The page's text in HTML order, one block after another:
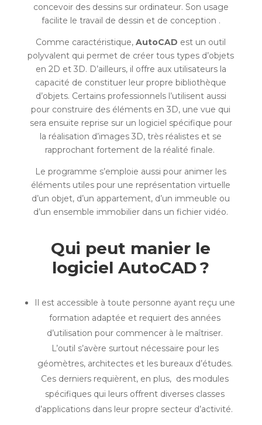
concevoir des dessins sur ordinateur. Son usage
facilite le travail de dessin et de conception .
Comme caractéristique,AutoCAD est un outil
polyvalent qui permet de créer tous types d’objets
en 2D et 3D. D’ailleurs, il offre aux utilisateurs la
capacité de constituer leur propre bibliothèque
d’objets. Certains professionnels l’utilisent aussi
pour construire des éléments en 3D, une vue qui
sera ensuite reprise sur un logiciel spécifique pour
la réalisation d’images 3D, très réalistes et se
rapprochant fortement de la réalité finale.
Le programme s’emploie aussi pour animer les
éléments utiles pour une représentation virtuelle
d’un objet, d’un appartement, d’un immeuble ou
d’un ensemble immobilier dans un fichier vidéo.
Qui peut manier le
logiciel AutoCAD ?
Il est accessible à toute personne ayant reçu une
formation adaptée et requiert des années
d’utilisation pour commencer à le maîtriser.
L’outil s’avère surtout nécessaire pour les
géomètres, architectes et les bureaux d’études.
Ces derniers requièrent, en plus, des modules
spécifiques qui leurs offrent diverses classes
d’applications dans leur propre secteur d’activité.